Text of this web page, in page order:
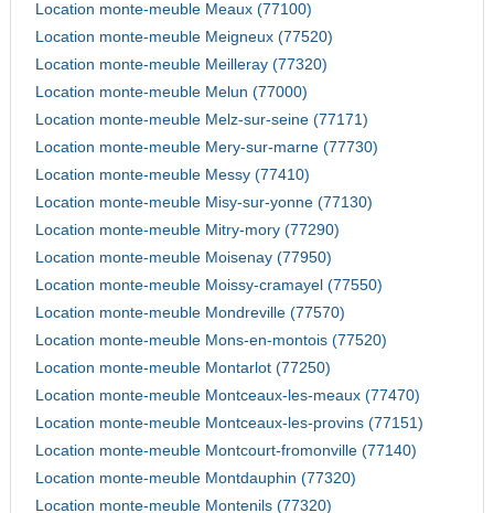
Location monte-meuble Meaux (77100)
Location monte-meuble Meigneux (77520)
Location monte-meuble Meilleray (77320)
Location monte-meuble Melun (77000)
Location monte-meuble Melz-sur-seine (77171)
Location monte-meuble Mery-sur-marne (77730)
Location monte-meuble Messy (77410)
Location monte-meuble Misy-sur-yonne (77130)
Location monte-meuble Mitry-mory (77290)
Location monte-meuble Moisenay (77950)
Location monte-meuble Moissy-cramayel (77550)
Location monte-meuble Mondreville (77570)
Location monte-meuble Mons-en-montois (77520)
Location monte-meuble Montarlot (77250)
Location monte-meuble Montceaux-les-meaux (77470)
Location monte-meuble Montceaux-les-provins (77151)
Location monte-meuble Montcourt-fromonville (77140)
Location monte-meuble Montdauphin (77320)
Location monte-meuble Montenils (77320)